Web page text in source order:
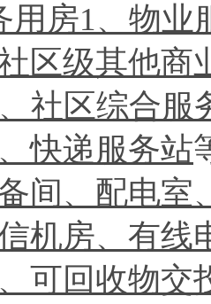
用房1、物
社区级其他
社区综合
快递服务站
间、配电室
机房、有线
可回收物交